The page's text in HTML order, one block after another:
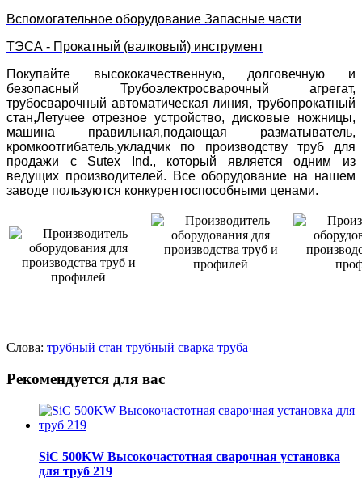
Вспомогательное оборудование Запасные части
ТЭСА - Прокатный (валковый) инструмент
Покупайте высококачественную, долговечную и
безопасный Трубоэлектросварочный агрегат,
трубосварочный автоматическая линия, трубопрокатный
стан,Летучее отрезное устройство, дисковые ножницы,
машина правильная,подающая разматыватель,
кромкоотгибатель,укладчик по производству труб для
продажи с Sutex Ind., который является одним из
ведущих производителей. Все оборудование на нашем
заводе пользуются конкурентоспособными ценами.
Слова: трубный стан трубный сварка труба
Рекомендуется для вас
SiC 500KW Высокочастотная сварочная установка
для труб 219